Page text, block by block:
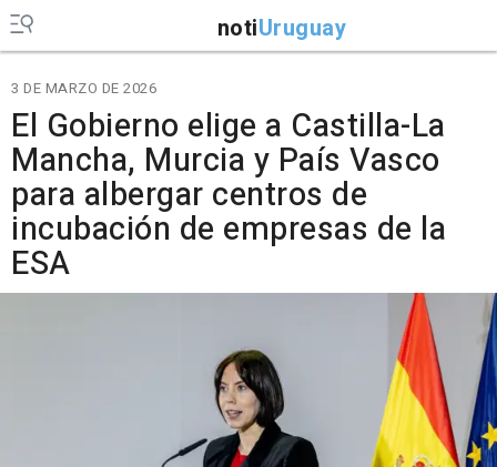
notiUruguay
3 DE MARZO DE 2026
El Gobierno elige a Castilla-La
Mancha, Murcia y País Vasco
para albergar centros de
incubación de empresas de la
ESA